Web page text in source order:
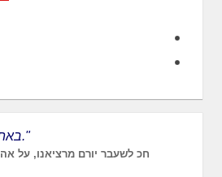
"באת מקלל, יצאת מברך."
חכ לשעבר יורם מרציאנו, על